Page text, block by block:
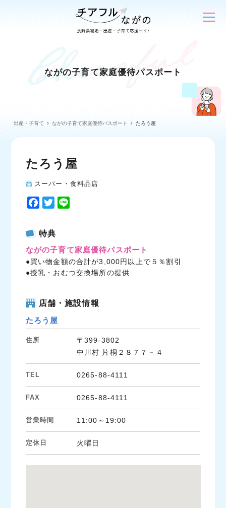
ながの子育て家庭優待パスポート
出産・子育て ながの子育て家庭優待パスポート たろう屋
たろう屋
スーパー・食料品店
F
e
b
o
o
T
t
t
e
r
特典
ながの子育て家庭優待パスポート
●買い物金額の合計が3,000円以上で５％割引
●授乳・おむつ交換場所の提供
店舗・施設情報
たろう屋
住所
〒399-3802
中川村 片桐２８７７－４
TEL 0265-88-4111
FAX 0265-88-4111
営業時間 11:00～19:00
定休日 火曜日